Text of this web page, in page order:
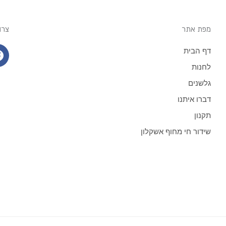
מפת אתר
דף הבית
לחנות
גלשנים
דברו איתנו
תקנון
שידור חי מחוף אשקלון